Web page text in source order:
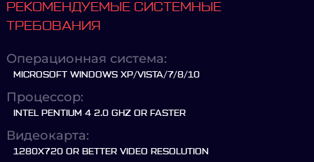
РЕКОМЕНДУЕМЫЕ СИСТЕМНЫЕ
ТРЕБОВАНИЯ
Операционная система:
MICROSOFT WINDOWS XP/VISTA/7/8/10
Процессор:
INTEL PENTIUM 4 2.0 GHZ OR FASTER
Видеокарта:
1280X720 OR BETTER VIDEO RESOLUTION